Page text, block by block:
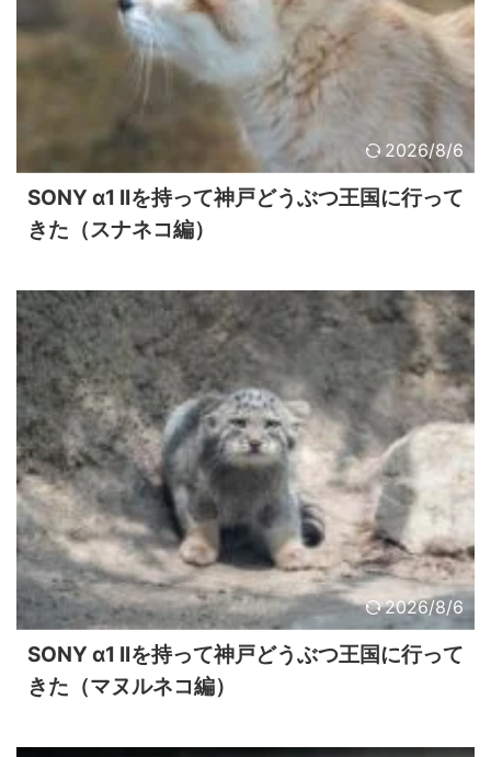
2026/8/6
SONY α1 IIを持って神戸どうぶつ王国に行って
きた（スナネコ編）
2026/8/6
SONY α1 IIを持って神戸どうぶつ王国に行って
きた（マヌルネコ編）